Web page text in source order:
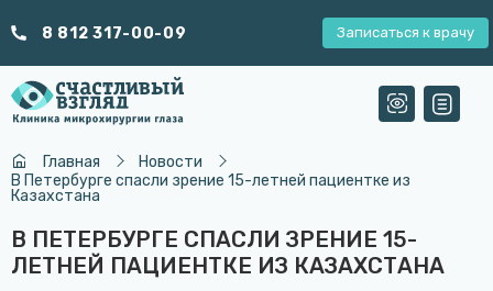
8 812 317-00-09 Записаться к врачу
Главная
Новости
В Петербурге спасли зрение 15-летней пациентке из
Казахстана
В ПЕТЕРБУРГЕ СПАСЛИ ЗРЕНИЕ 15-
ЛЕТНЕЙ ПАЦИЕНТКЕ ИЗ КАЗАХСТАНА